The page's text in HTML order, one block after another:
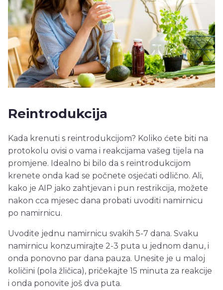
Reintrodukcija
Kada krenuti s reintrodukcijom? Koliko ćete biti na
protokolu ovisi o vama i reakcijama vašeg tijela na
promjene. Idealno bi bilo da s reintrodukcijom
krenete onda kad se počnete osjećati odlično. Ali,
kako je AIP jako zahtjevan i pun restrikcija, možete
nakon cca mjesec dana probati uvoditi namirnicu
po namirnicu.
Uvodite jednu namirnicu svakih 5-7 dana. Svaku
namirnicu konzumirajte 2-3 puta u jednom danu, i
onda ponovno par dana pauza. Unesite je u maloj
količini (pola žličica), pričekajte 15 minuta za reakcije
i onda ponovite još dva puta.